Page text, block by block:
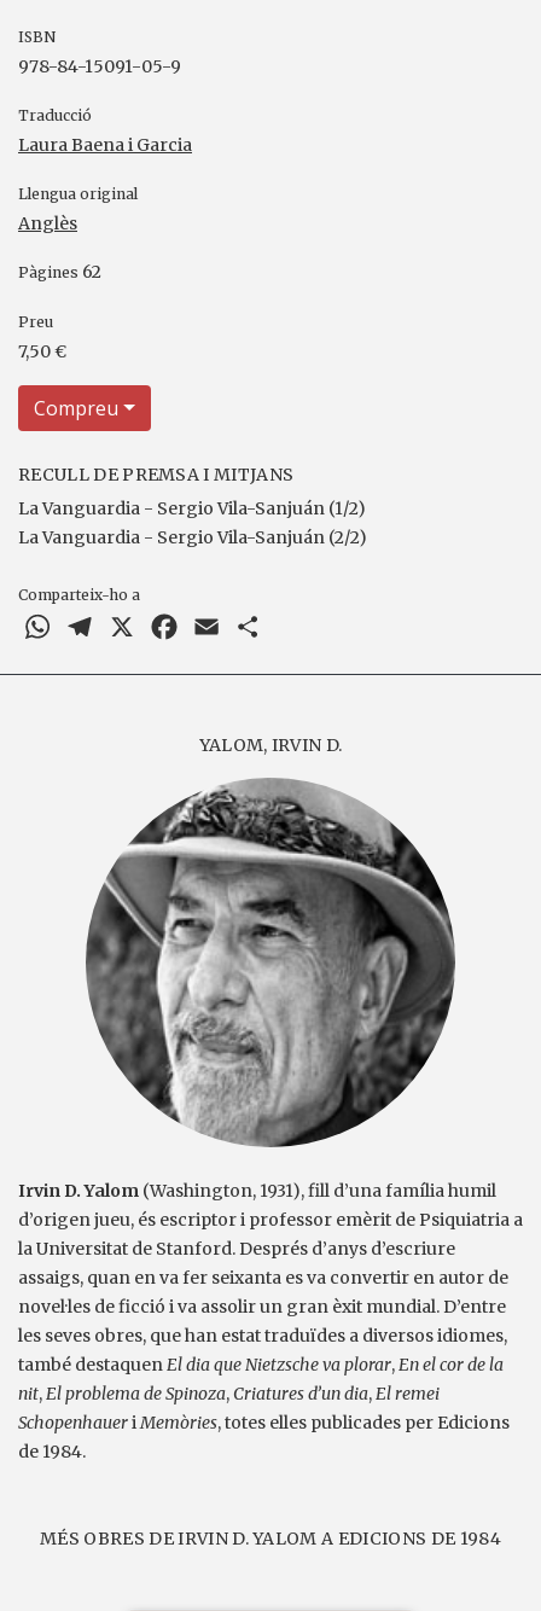
ISBN
978-84-15091-05-9
Traducció
Laura Baena i Garcia
Llengua original
Anglès
Pàgines 62
Preu
7,50 €
Compreu
RECULL DE PREMSA I MITJANS
La Vanguardia - Sergio Vila-Sanjuán (1/2)
La Vanguardia - Sergio Vila-Sanjuán (2/2)
Comparteix-ho a
WhatsAppTelegram Facebook
Email
YALOM, IRVIN D.
Irvin D. Yalom (Washington, 1931), fill d’una família humil
d’origen jueu, és escriptor i professor emèrit de Psiquiatria a
la Universitat de Stanford. Després d’anys d’escriure
assaigs, quan en va fer seixanta es va convertir en autor de
novel·les de ficció i va assolir un gran èxit mundial. D’entre
les seves obres, que han estat traduïdes a diversos idiomes,
també destaquenEl dia que Nietzsche va plorar,En el cor de la
nit,El problema de Spinoza,Criatures d’un dia,El remei
SchopenhaueriMemòries, totes elles publicades per Edicions
de 1984.
MÉS OBRES DE IRVIN D. YALOM A EDICIONS DE 1984